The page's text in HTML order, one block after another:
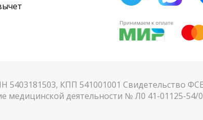
5403181503, КПП 541001001 Свидетельство
медицинской деятельности № Л0 41-01125-54/